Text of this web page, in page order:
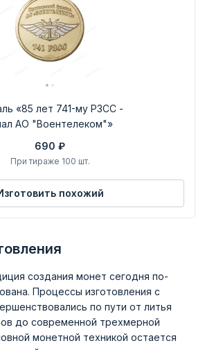
«85 лет 741-му РЗСС -
АО "Воентелеком"»
690 ₽
При тираже 100 шт.
похожий
создания монет сегодня по-
Процессы изготовления с
по пути от литья
до современной трехмерной
монетной техникой остается